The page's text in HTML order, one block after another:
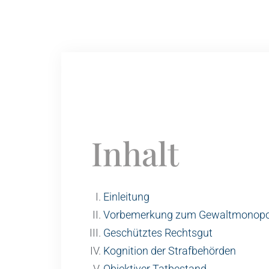
Inhalt
Einleitung
Vorbemerkung zum
Geschütztes Rechtsgut
Kognition der Strafbehörden